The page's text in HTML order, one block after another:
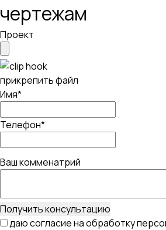
чертежам
Проект
прикрепить файл
Имя*
Телефон*
Ваш комменатрий
Получить консультацию
даю согласие на обработку